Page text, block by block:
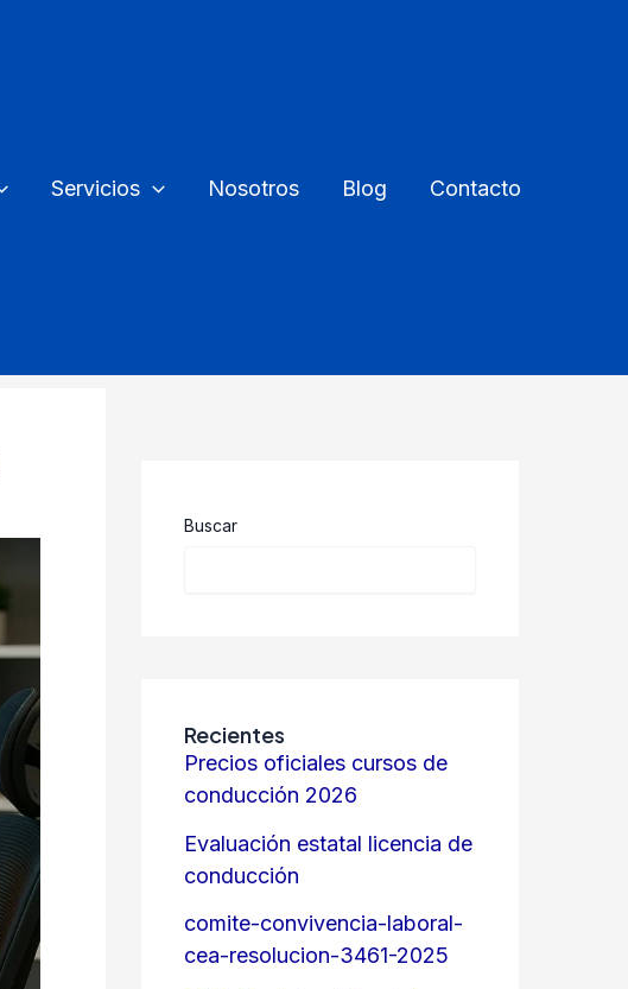
Servicios Nosotros Blog Contacto
Buscar
Recientes
Precios oficiales cursos de
conducción 2026
Evaluación estatal licencia de
conducción
comite-convivencia-laboral-
cea-resolucion-3461-2025